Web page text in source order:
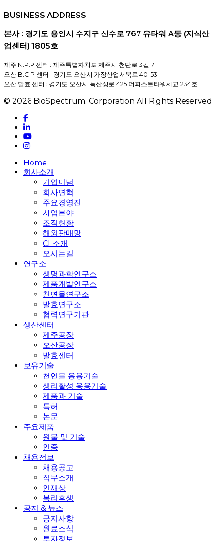
BUSINESS ADDRESS
본사 : 경기도 용인시 수지구 신수로 767 유타워 A동 (지식산
업센터) 1805호
제주 N.P.P 센터 : 제주특별자치도 제주시 첨단로 3길 7
오산 B.C.P 센터 : 경기도 오산시 가장산업서북로 40-53
오산 발효 센터 : 경기도 오산시 독산성로 425 더퍼스트타워세교 234호
© 2026 BioSpectrum. Corporation All Rights Reserved
facebook
linkedin
youtube
instagram
Close
Menu
Home
회사소개
기업이념
회사연혁
주요경영진
사업분야
조직현황
해외판매망
CI 소개
오시는길
연구소
생명과학연구소
제품개발연구소
천연물연구소
발효연구소
협력연구기관
생산센터
제주공장
오산공장
발효센터
보유기술
천연물 응용기술
생리활성 응용기술
제품과 기술
특허
논문
주요제품
원물 및 기술
인증
채용정보
채용공고
직무소개
인재상
복리후생
공지 & 뉴스
공지사항
원료소식
투자정보